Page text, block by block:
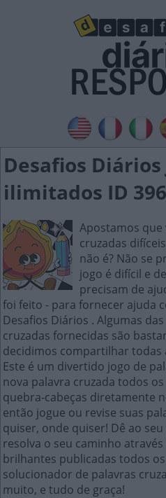
Desafios Diários
ilimitados ID
Apostamos que
cruzadas
não é? Não se
jogo é difícil e
precisam de
foi feito - para fornecer ajuda
Desafios Diários . Algumas
cruzadas fornecidas são
decidimos compartilhar todas
Este é um divertido jogo de
nova palavra cruzada todos
quebra-cabeças diretamente
então jogue ou revise suas
quiser, onde quiser! Dê ao
resolva o seu caminho
brilhantes publicadas todos
solucionador de palavras
muito, e tudo de graça!